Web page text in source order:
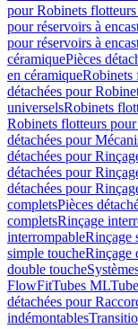
pour Robinets
pour réservoirs à
pour réservoirs à
céramiquePièces
en céramiqueRobinets
détachées pour
universelsRobinets
Robinets flotteurs
détachées pour
détachées pour
détachées pour
détachées pour
completsPièces
completsRinçage
interrompableRinçage
simple toucheRinçage
double touche
FlowFitTubes ML
détachées pour
indémontables